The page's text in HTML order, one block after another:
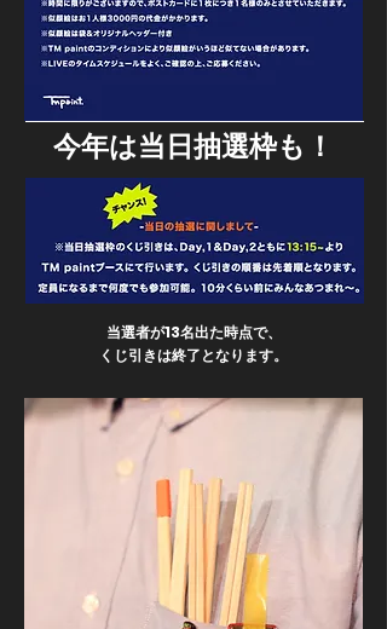
今年は当日抽選枠も！
当選者が13名出た時点で、
くじ引きは終了となります。